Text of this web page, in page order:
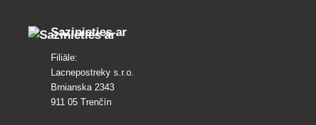
Sazinieties ar
Filiāle:
Lacnepostreky s.r.o.
Brnianska 2343
911 05 Trenčín